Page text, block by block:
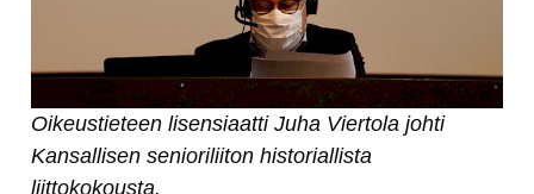
Oikeustieteen lisensiaatti Juha Viertola johti
Kansallisen senioriliiton historiallista
liittokokousta.